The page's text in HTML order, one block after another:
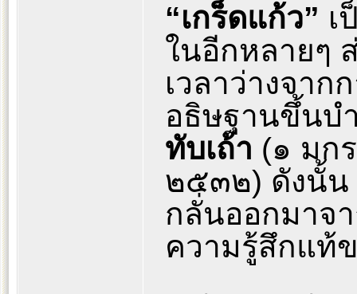
“เกร็ดแก้ว” เ
ในอีกหลายๆ
เวลาว่างจาก
อธิษฐานขึ้น
ทับเถ้า (๑ มก
๒๕๓๒) ดังนั้น
กลั่นออกมาจ
ความรู้สึกแท้